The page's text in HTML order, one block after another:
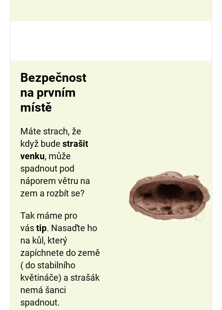
Bezpečnost
na prvním
místě
Máte strach, že
když bude strašit
venku, může
spadnout pod
náporem větru na
zem a rozbít se?
Tak máme pro
vástip. Nasaďte ho
na kůl, který
zapíchnete do země
( do stabilního
květináče) a strašák
nemá šanci
spadnout.